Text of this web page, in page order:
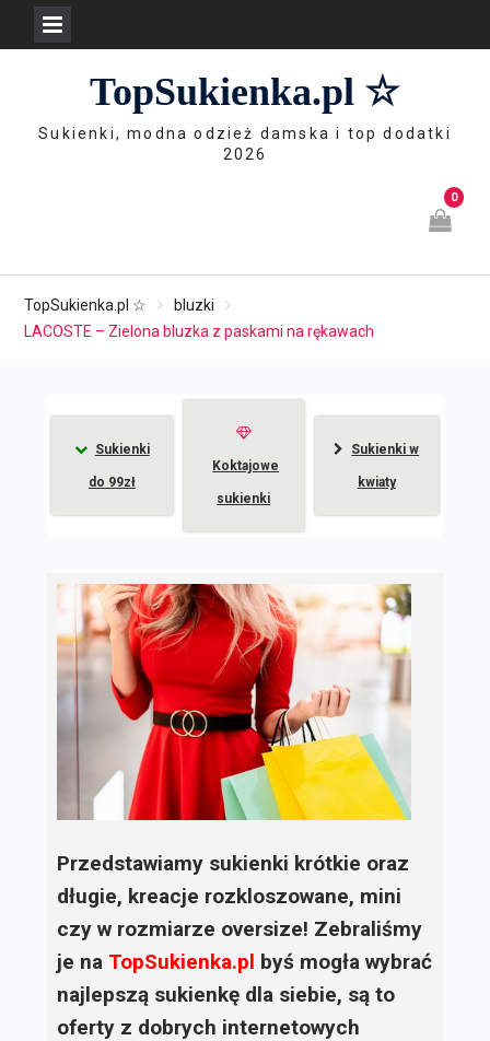
TopSukienka.pl ☆
Sukienki, modna odzież damska i top dodatki
2026
0
TopSukienka.pl ☆
bluzki
LACOSTE – Zielona bluzka z paskami na rękawach
Sukienki
do 99zł
Koktajowe
sukienki
Sukienki w
kwiaty
Przedstawiamy sukienki krótkie oraz
długie, kreacje rozkloszowane, mini
czy w rozmiarze oversize! Zebraliśmy
je na TopSukienka.pl byś mogła wybrać
najlepszą sukienkę dla siebie, są to
oferty z dobrych internetowych